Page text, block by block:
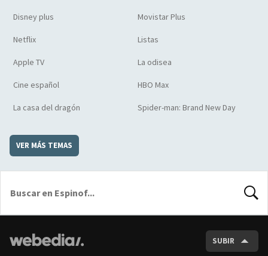
Disney plus Movistar Plus
Netflix Listas
Apple TV La odisea
Cine español HBO Max
La casa del dragón Spider-man: Brand New Day
VER MÁS TEMAS
SUBIR